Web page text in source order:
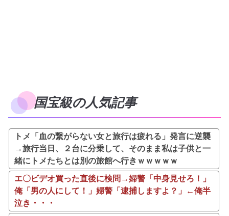
国宝級の人気記事
トメ「血の繋がらない女と旅行は疲れる」発言に逆襲
→旅行当日、２台に分乗して、そのまま私は子供と一
緒にトメたちとは別の旅館へ行きｗｗｗｗｗ
エ〇ビデオ買った直後に検問→婦警「中身見せろ！」
俺「男の人にして！」婦警「逮捕しますよ？」←俺半
泣き・・・